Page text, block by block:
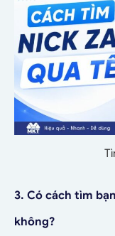
3. Có cách tìm
không?